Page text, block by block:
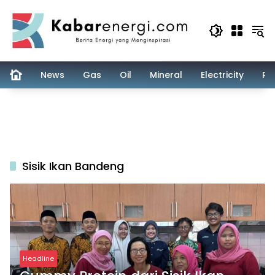
content
News Gas Oil Mineral Electricity
Sisik Ikan Bandeng
Headline